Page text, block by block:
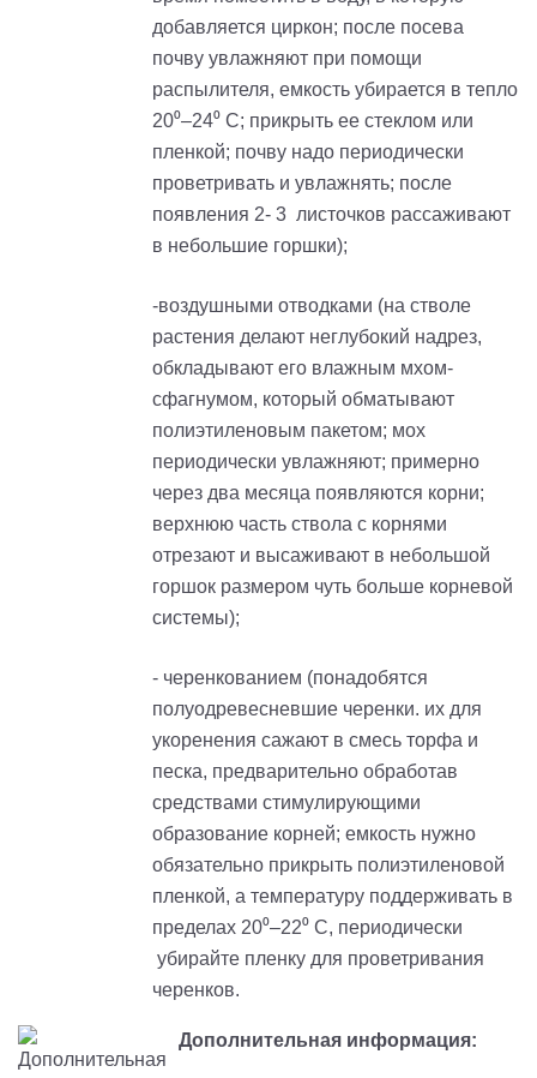
добавляется циркон; после посева
почву увлажняют при помощи
распылителя, емкость убирается в тепло
20⁰–24⁰ С; прикрыть ее стеклом или
пленкой; почву надо периодически
проветривать и увлажнять; после
появления 2- 3 листочков рассаживают
в небольшие горшки);
-воздушными отводками (на стволе
растения делают неглубокий надрез,
обкладывают его влажным мхом-
сфагнумом, который обматывают
полиэтиленовым пакетом; мох
периодически увлажняют; примерно
через два месяца появляются корни;
верхнюю часть ствола с корнями
отрезают и высаживают в небольшой
горшок размером чуть больше корневой
системы);
- черенкованием (понадобятся
полуодревесневшие черенки. их для
укоренения сажают в смесь торфа и
песка, предварительно обработав
средствами стимулирующими
образование корней; емкость нужно
обязательно прикрыть полиэтиленовой
пленкой, а температуру поддерживать в
пределах 20⁰–22⁰ С, периодически
убирайте пленку для проветривания
черенков.
Дополнительная информация: